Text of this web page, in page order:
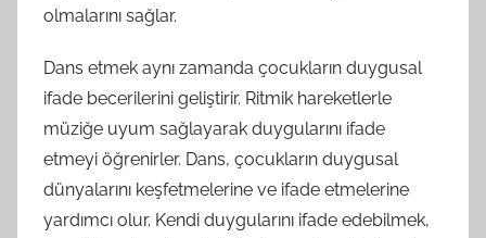
olmalarını sağlar.
Dans etmek aynı zamanda çocukların duygusal
ifade becerilerini geliştirir. Ritmik hareketlerle
müziğe uyum sağlayarak duygularını ifade
etmeyi öğrenirler. Dans, çocukların duygusal
dünyalarını keşfetmelerine ve ifade etmelerine
yardımcı olur. Kendi duygularını ifade edebilmek,